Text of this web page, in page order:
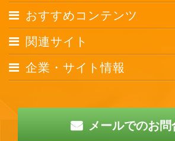
おすすめコンテンツ
関連サイト
企業・サイト情報
メールでのお問